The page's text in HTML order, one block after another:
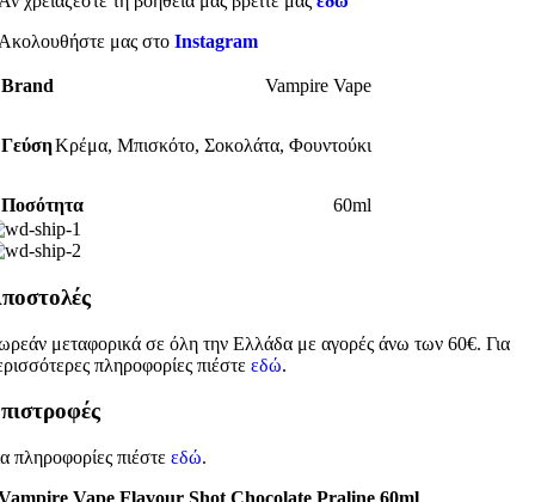
μας στο Instagram
Brand Vampire Vape
ΓεύσηΚρέμα, Μπισκότο, Σοκολάτα, Φουντούκι
Ποσότητα 60ml
μεταφορικά σε όλη την Ελλάδα με αγορές άνω των 60€. Για
πληροφορίες πιέστε εδώ.
πληροφορίες πιέστε εδώ.
Vape Flavour Shot Chocolate Praline 60ml